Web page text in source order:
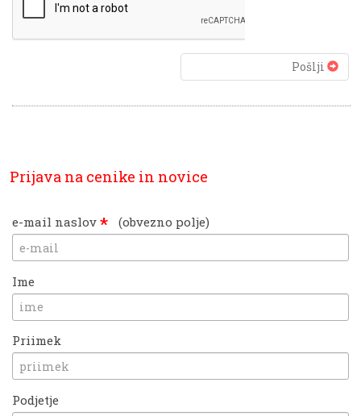
Pošlji
Prijava na cenike in novice
e-mail naslov * (obvezno polje)
Ime
Priimek
Podjetje